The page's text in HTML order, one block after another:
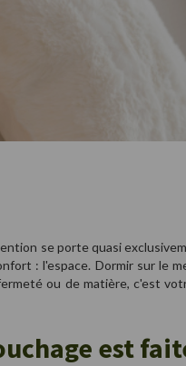
se porte quasi
: l'espace. Dormir sur le
ou de matière, c'est
est